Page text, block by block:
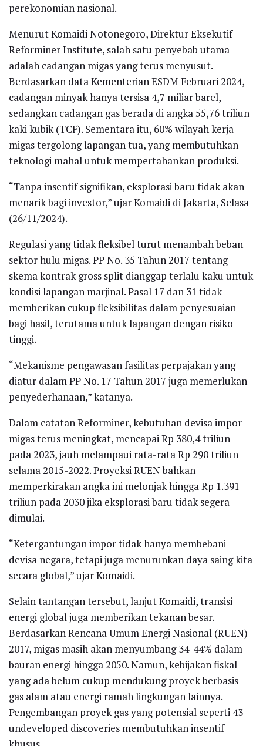
perekonomian nasional.
Menurut Komaidi Notonegoro, Direktur Eksekutif
Reforminer Institute, salah satu penyebab utama
adalah cadangan migas yang terus menyusut.
Berdasarkan data Kementerian ESDM Februari 2024,
cadangan minyak hanya tersisa 4,7 miliar barel,
sedangkan cadangan gas berada di angka 55,76 triliun
kaki kubik (TCF). Sementara itu, 60% wilayah kerja
migas tergolong lapangan tua, yang membutuhkan
teknologi mahal untuk mempertahankan produksi.
“Tanpa insentif signifikan, eksplorasi baru tidak akan
menarik bagi investor,” ujar Komaidi di Jakarta, Selasa
(26/11/2024).
Regulasi yang tidak fleksibel turut menambah beban
sektor hulu migas. PP No. 35 Tahun 2017 tentang
skema kontrak gross split dianggap terlalu kaku untuk
kondisi lapangan marjinal. Pasal 17 dan 31 tidak
memberikan cukup fleksibilitas dalam penyesuaian
bagi hasil, terutama untuk lapangan dengan risiko
tinggi.
“Mekanisme pengawasan fasilitas perpajakan yang
diatur dalam PP No. 17 Tahun 2017 juga memerlukan
penyederhanaan,” katanya.
Dalam catatan Reforminer, kebutuhan devisa impor
migas terus meningkat, mencapai Rp 380,4 triliun
pada 2023, jauh melampaui rata-rata Rp 290 triliun
selama 2015-2022. Proyeksi RUEN bahkan
memperkirakan angka ini melonjak hingga Rp 1.391
triliun pada 2030 jika eksplorasi baru tidak segera
dimulai.
“Ketergantungan impor tidak hanya membebani
devisa negara, tetapi juga menurunkan daya saing kita
secara global,” ujar Komaidi.
Selain tantangan tersebut, lanjut Komaidi, transisi
energi global juga memberikan tekanan besar.
Berdasarkan Rencana Umum Energi Nasional (RUEN)
2017, migas masih akan menyumbang 34-44% dalam
bauran energi hingga 2050. Namun, kebijakan fiskal
yang ada belum cukup mendukung proyek berbasis
gas alam atau energi ramah lingkungan lainnya.
Pengembangan proyek gas yang potensial seperti 43
undeveloped discoveries membutuhkan insentif